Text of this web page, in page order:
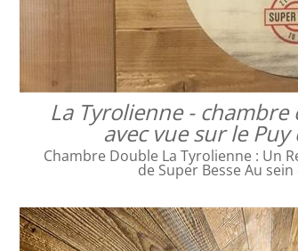
La Tyrolienne -
avec vue sur le
Chambre Double La Tyrolienne : Un
de Super Besse Au